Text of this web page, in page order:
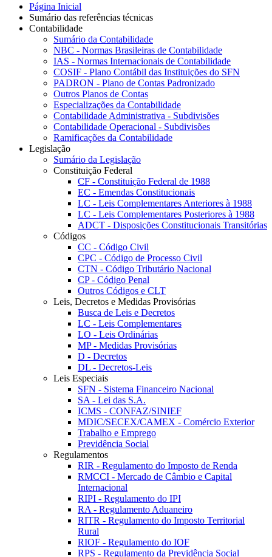
Página Inicial
Sumário das referências técnicas
Contabilidade
Sumário da Contabilidade
NBC - Normas Brasileiras de Contabilidade
IAS - Normas Internacionais de Contabilidade
COSIF - Plano Contábil das Instituições do SFN
PADRON - Plano de Contas Padronizado
Outros Planos de Contas
Especializações da Contabilidade
Contabilidade Administrativa - Subdivisões
Contabilidade Operacional - Subdivisões
Ramificações da Contabilidade
Legislação
Sumário da Legislação
Constituição Federal
CF - Constituição Federal de 1988
EC - Emendas Constitucionais
LC - Leis Complementares Anteriores à 1988
LC - Leis Complementares Posteriores à 1988
ADCT - Disposições Constitucionais Transitórias
Códigos
CC - Código Civil
CPC - Código de Processo Civil
CTN - Código Tributário Nacional
CP - Código Penal
Outros Códigos e CLT
Leis, Decretos e Medidas Provisórias
Busca de Leis e Decretos
LC - Leis Complementares
LO - Leis Ordinárias
MP - Medidas Provisórias
D - Decretos
DL - Decretos-Leis
Leis Especiais
SFN - Sistema Financeiro Nacional
SA - Lei das S.A.
ICMS - CONFAZ/SINIEF
MDIC/SECEX/CAMEX - Comércio Exterior
Trabalho e Emprego
Previdência Social
Regulamentos
RIR - Regulamento do Imposto de Renda
RMCCI - Mercado de Câmbio e Capital
Internacional
RIPI - Regulamento do IPI
RA - Regulamento Aduaneiro
RITR - Regulamento do Imposto Territorial
Rural
RIOF - Regulamento do IOF
RPS - Regulamento da Previdência Social